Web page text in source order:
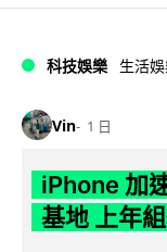
科技娛樂 生活
Vin 1 日
iPhone 加
基地 上年